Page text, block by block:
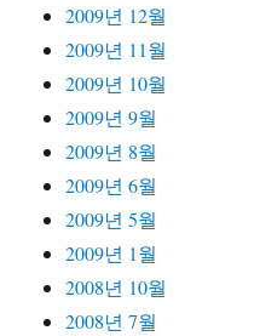
2009년 12월
2009년 11월
2009년 10월
2009년 9월
2009년 8월
2009년 6월
2009년 5월
2009년 1월
2008년 10월
2008년 7월